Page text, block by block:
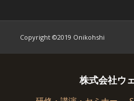
Copyright ©2019 Onikohshi
株式会社ウ